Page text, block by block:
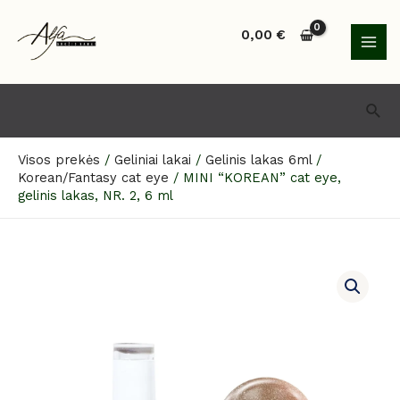
turinio
0,00€
Visos prekės / Geliniai lakai / Gelinis lakas 6ml/
Korean/Fantasy cat eye / MINI “KOREAN” cat eye,
gelinis lakas, NR. 2, 6 ml